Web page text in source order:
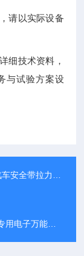
请以实际设备
细技术资料，
与试验方案设
带拉力试验机
子万能试验机